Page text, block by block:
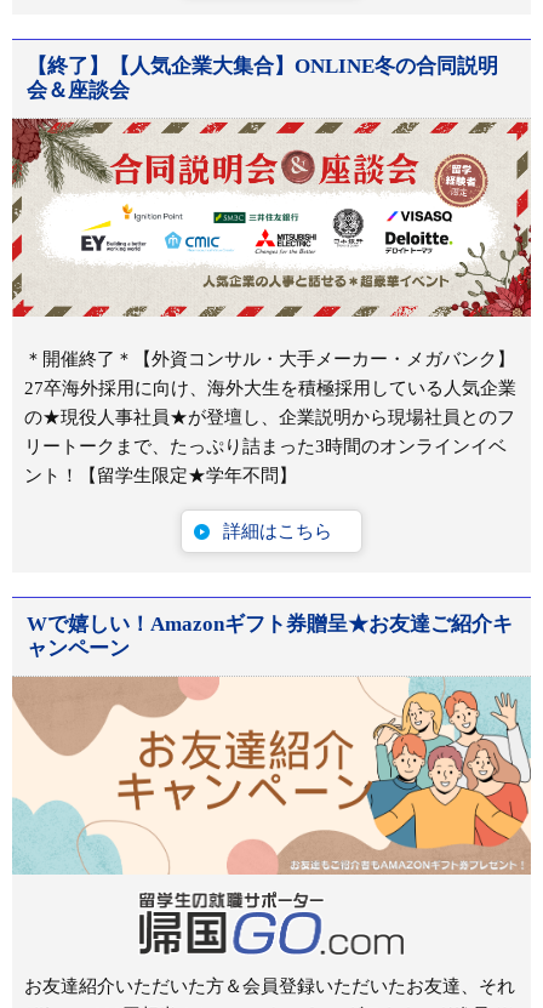
【終了】【人気企業大集合】ONLINE冬の合同説明
会＆座談会
＊開催終了＊【外資コンサル・大手メーカー・メガバンク】
27卒海外採用に向け、海外大生を積極採用している人気企業
の★現役人事社員★が登壇し、企業説明から現場社員とのフ
リートークまで、たっぷり詰まった3時間のオンラインイベ
ント！【留学生限定★学年不問】
詳細はこちら
Wで嬉しい！Amazonギフト券贈呈★お友達ご紹介キ
ャンペーン
お友達紹介いただいた方＆会員登録いただいたお友達、それ